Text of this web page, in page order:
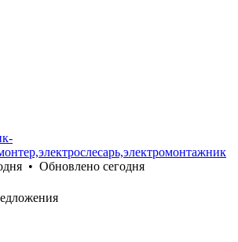
• Обновлено сегодня